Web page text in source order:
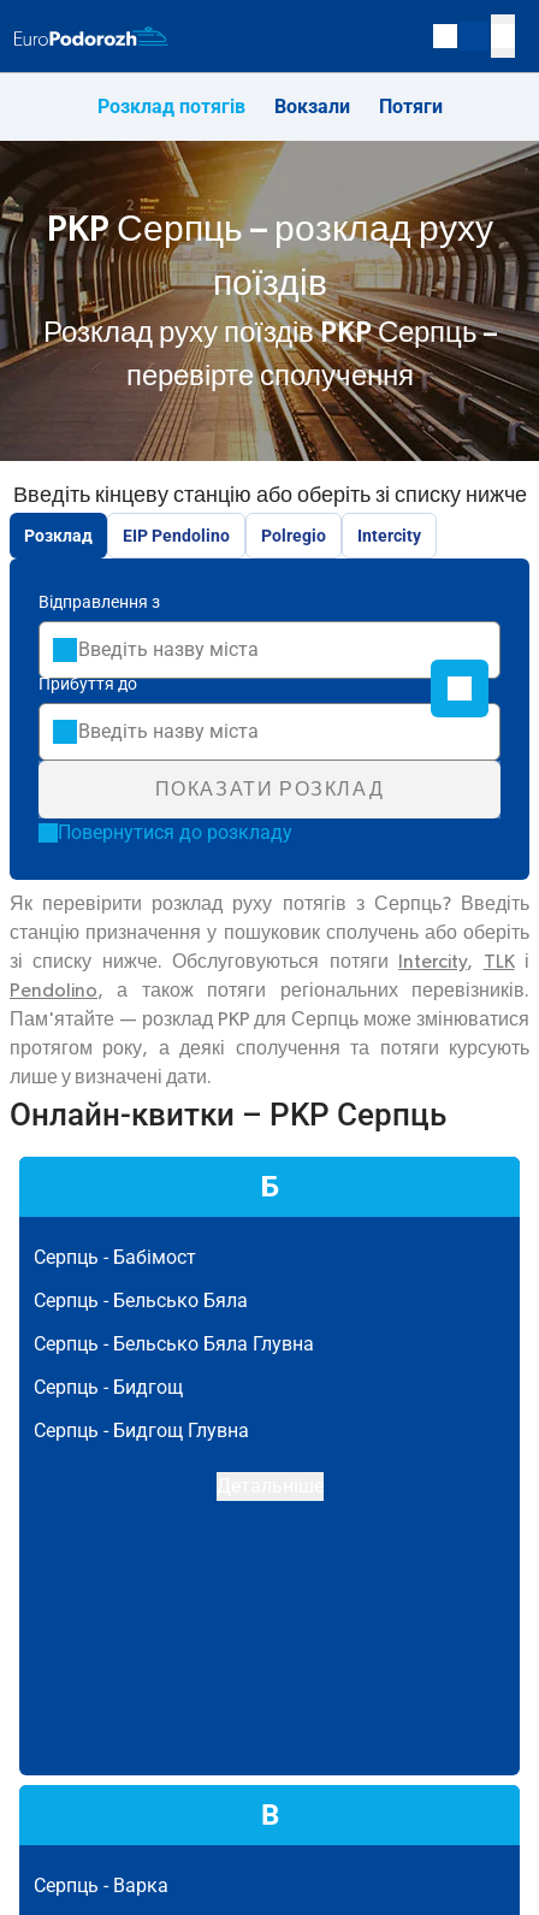
Розклад потягів Вокзали Потяги
PKP Серпць – розклад руху
поїздів
Розклад руху поїздів PKP Серпць –
перевірте сполучення
Введіть кінцеву станцію або оберіть зі списку нижче
Розклад EIP Pendolino Polregio Intercity
Відправлення з
Прибуття до
ПОКАЗАТИ РОЗКЛАД
Повернутися до розкладу
Як перевірити розклад руху потягів з Серпць? Введіть
станцію призначення у пошуковик сполучень або оберіть
зі списку нижче. Обслуговуються потяги
Intercity, TLKі
Pendolino, а також потяги регіональних перевізників.
Пам'ятайте — розклад PKP для Серпць може змінюватися
протягом року, а деякі сполучення та потяги курсують
лише у визначені дати.
Онлайн-квитки – PKP Серпць
Б
Серпць - Бабімост
Серпць - Бельсько Бяла
Серпць - Бельсько Бяла Глувна
Серпць - Бидгощ
Серпць - Бидгощ Глувна
В
Серпць - Варка